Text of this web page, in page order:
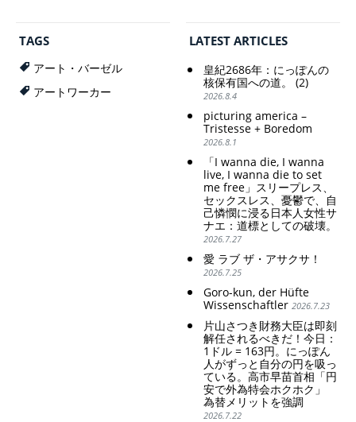
poor women.
Strengthening of
conservative Japanese
替メリットを強調
Finance Minister
KATAYAMA Satsuki
TAGS
アート・バーゼル
アートワーカー
LATEST ARTICLES
皇紀2686年：にっぽんの
核保有国への道。 (2)
2026.8.4
picturing america –
Tristesse + Boredom
2026.8.1
「I wanna die, I wanna
live, I wanna die to set
me free」スリープレス、
セックスレス、憂鬱で、自
己憐憫に浸る日本人女性サ
ナエ：道標としての破壊。
2026.7.27
愛 ラブ ザ・アサクサ！
2026.7.25
Goro-kun, der Hüfte
Wissenschaftler 2026.7.23
片山さつき財務大臣は即刻
解任されるべきだ！今日：
1ドル = 163円。にっぽん
人がずっと自分の円を吸っ
ている。高市早苗首相「円
安で外為特会ホクホク」
為替メリットを強調
2026.7.22